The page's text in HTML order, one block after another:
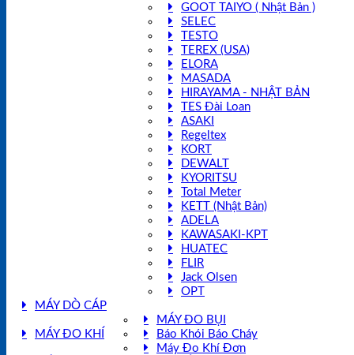
GOOT TAIYO ( Nhật Bản )
SELEC
TESTO
TEREX (USA)
ELORA
MASADA
HIRAYAMA - NHẬT BẢN
TES Đài Loan
ASAKI
Regeltex
KORT
DEWALT
KYORITSU
Total Meter
KETT (Nhật Bản)
ADELA
KAWASAKI-KPT
HUATEC
FLIR
Jack Olsen
OPT
MÁY DÒ CÁP
MÁY ĐO KHÍ
MÁY ĐO BỤI
Báo Khói Báo Cháy
Máy Đo Khí Đơn